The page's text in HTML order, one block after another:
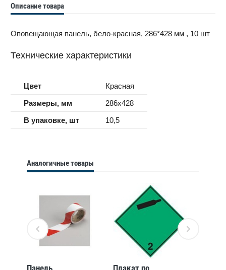
Описание товара
Оповещающая панель, бело-красная, 286*428 мм , 10 шт
Технические характеристики
Цвет
Красная
Размеры, мм
286x428
В упаковке, шт
10,5
Аналогичные товары
Панель
Плакат по